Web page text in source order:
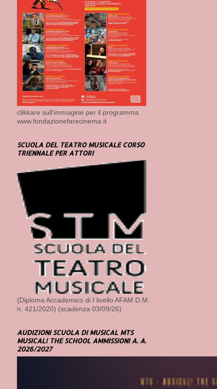
clikkare sull'immagine per il programma
www.fondazionefarecinema.it
SCUOLA DEL TEATRO MUSICALE CORSO
TRIENNALE PER ATTORI
(Diploma Accademico di I livello AFAM D.M.
n. 421/2020) (scadenza 03/09/26)
AUDIZIONI SCUOLA DI MUSICAL MTS
MUSICAL! THE SCHOOL AMMISSIONI A. A.
2026/2027